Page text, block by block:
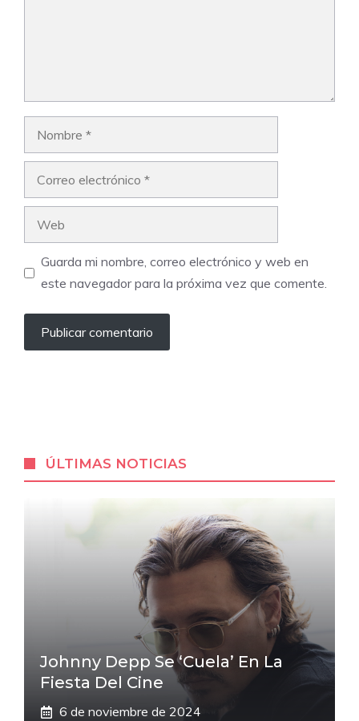
Guarda mi nombre, correo electrónico y web en
este navegador para la próxima vez que comente.
ÚLTIMAS NOTICIAS
Johnny Depp Se ‘cuela’ En La
Fiesta Del Cine
6 de noviembre de 2024